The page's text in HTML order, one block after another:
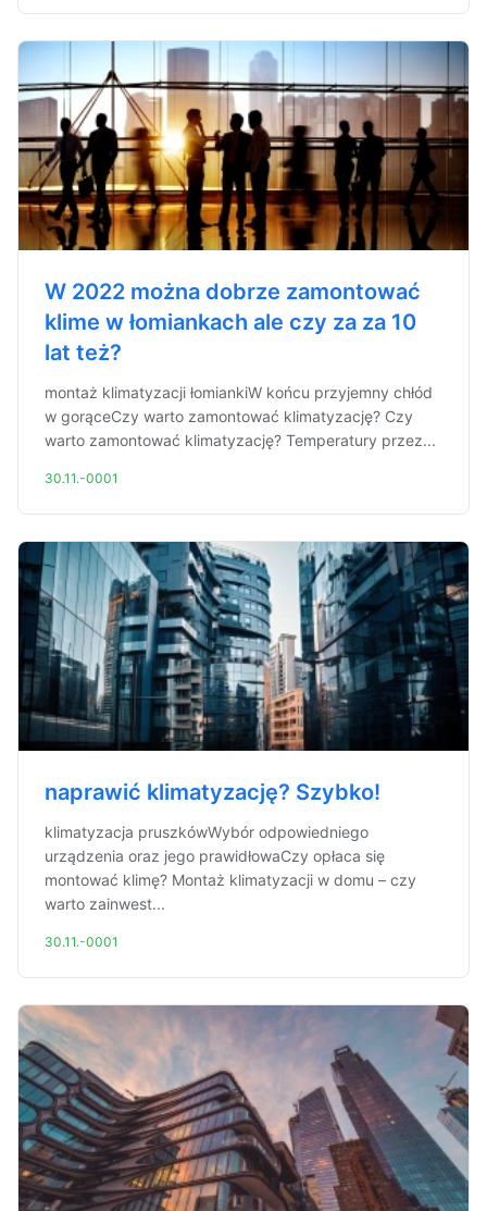
W 2022 można dobrze zamontować
klime w łomiankach ale czy za za 10
lat też?
montaż klimatyzacji łomiankiW końcu przyjemny chłód
w gorąceCzy warto zamontować klimatyzację? Czy
warto zamontować klimatyzację? Temperatury przez...
30.11.-0001
naprawić klimatyzację? Szybko!
klimatyzacja pruszkówWybór odpowiedniego
urządzenia oraz jego prawidłowaCzy opłaca się
montować klimę? Montaż klimatyzacji w domu – czy
warto zainwest...
30.11.-0001